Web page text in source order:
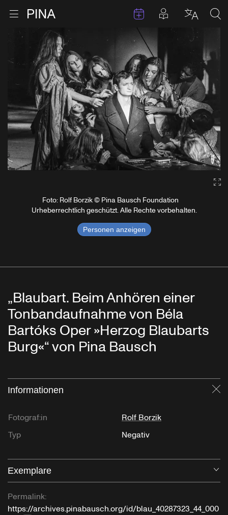
Zum Inhalt springen
Menu öffnen TermineBeiträge in
Foto: Rolf Borzik © Pina Bausch Foundation
Urheberrechtlich geschützt. Alle Rechte vorbehalten.
Personen anzeigen
„Blaubart. Beim Anhören einer
Tonbandaufnahme von Béla
Bartóks Oper »Herzog Blaubarts
Burg«“ von Pina Bausch
Informationen
Fotograf:in
Rolf Borzik
Typ
Negativ
Exemplare
Permalink:
https://archives.pinabausch.org/id/blau_40287323_44_000